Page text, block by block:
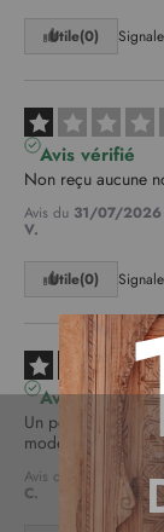
Utile(0)
Avis vérifié
Non reçu aucune
Avis du 31/07/2026
V.
Utile(0)
Avis vérifié
Un peu serrée à
modèle.
Avis du 30/07/2026
C.